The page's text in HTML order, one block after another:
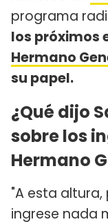
programa
los próximos
Hermano
su papel.
¿Qué dijo
sobre los
Hermano
"A esta
ingrese nada